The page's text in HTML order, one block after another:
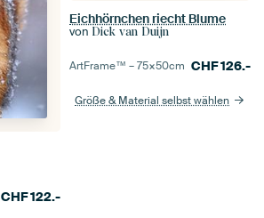
CHF122.-
Eichhörnchen riecht Blume
von Dick van Duijn
ArtFrame™ –75×50cm CHF126.-
Größe & Material selbst wählen